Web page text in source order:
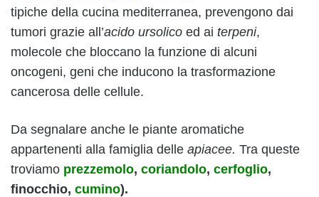
tipiche della cucina mediterranea, prevengono dai
tumori grazie all’acido ursolico ed ai terpeni,
molecole che bloccano la funzione di alcuni
oncogeni, geni che inducono la trasformazione
cancerosa delle cellule.
Da segnalare anche le piante aromatiche
appartenenti alla famiglia delle apiacee. Tra queste
troviamo prezzemolo, coriandolo, cerfoglio,
finocchio, cumino).